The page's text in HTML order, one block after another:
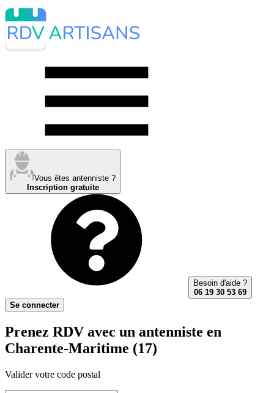
Vous êtes antenniste ?
Inscription gratuite
Besoin d'aide ?
06 19 30 53 69
Se connecter
Prenez RDV avec un antenniste en
Charente-Maritime (17)
Valider votre code postal